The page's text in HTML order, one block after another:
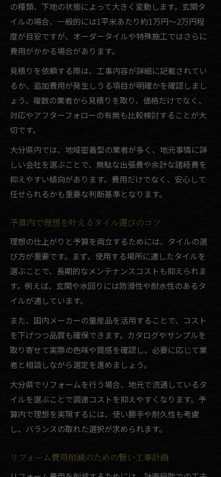
の種類、下地の状態によって大きく変動します。玄関タ
イルの場合、一般的には1平米あたり約1万円～2万円程
度が目安ですが、オーダータイルや特殊施工ではさらに
費用がかかる場合があります。
見積りを依頼する際は、工事内容が詳細に記載されてい
るか、追加費用が発生しうる項目が明確かを確認しまし
ょう。複数の業者から見積りを取り、価格だけでなく、
対応やアフターフォローの有無も比較検討することが大
切です。
大分県内では、地域密着型の業者が多く、地元事情に詳
しい会社を選ぶことで、無駄な出張費や余計な諸経費を
抑えやすい傾向があります。費用だけでなく、安心して
任せられるかも重要な判断基準となります。
予算内で理想を叶えるタイル選びのコツ
理想の仕上がりと予算を両立するためには、タイルの選
び方が重要です。まず、使用する場所に適したタイルを
選ぶことで、長期的なメンテナンスコストも抑えられま
す。例えば、玄関や水回りには防滑性や耐水性のあるタ
イルが適しています。
また、国内メーカーの量産品を活用することで、コスト
を下げつつ品質も確保できます。カタログやサンプルを
取り寄せて実際の色味や質感を確認し、必要に応じて業
者と相談しながら選定を進めましょう。
大分県でリフォームを行う場合、地元で流通しているタ
イルを選ぶことで調達コストを抑えやすくなります。予
算内で理想を実現するには、使い勝手や耐久性も考慮
し、バランスの取れた選択が求められます。
リフォーム費用削減のための賢い工事計画